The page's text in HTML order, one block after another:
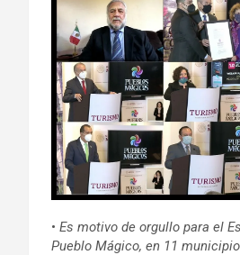
• Es motivo de orgullo para el
Pueblo Mágico, en 11